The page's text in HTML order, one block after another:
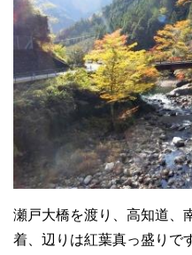
瀬戸大橋を渡り、高知道、
着、辺りは紅葉真っ盛りで